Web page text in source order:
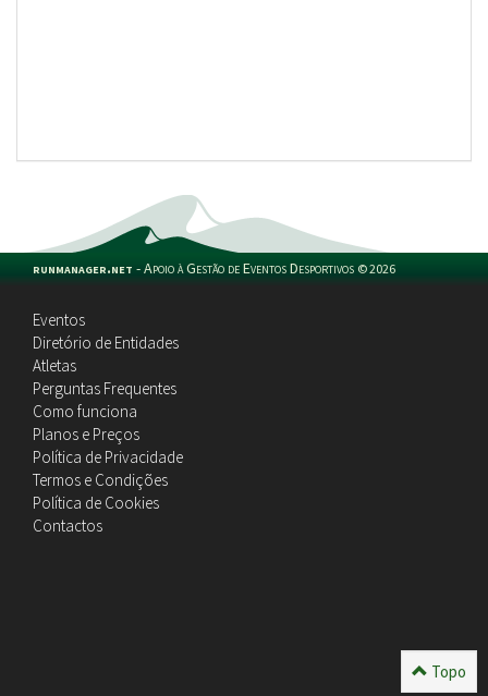
runmanager.net -Apoio à Gestão de Eventos Desportivos ©2026
Eventos
Diretório de Entidades
Atletas
Perguntas Frequentes
Como funciona
Planos e Preços
Política de Privacidade
Termos e Condições
Política de Cookies
Contactos
Topo